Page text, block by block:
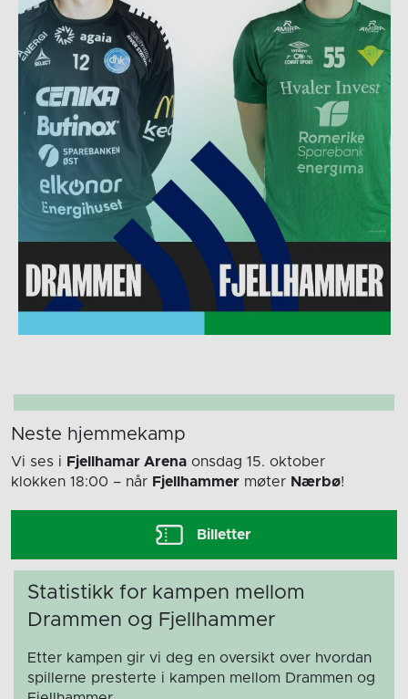
Neste hjemmekamp
Vi ses i Fjellhamar Arena onsdag 15. oktober
klokken 18:00 – når Fjellhammer møter Nærbø!
Billetter
Statistikk for kampen mellom
Drammen og Fjellhammer
Etter kampen gir vi deg en oversikt over hvordan
spillerne presterte i kampen mellom Drammen og